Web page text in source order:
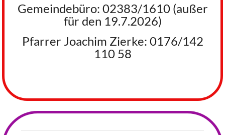
Gemeindebüro: 02383/1610 (außer
für den 19.7.2026)
Pfarrer Joachim Zierke: 0176/142
110 58